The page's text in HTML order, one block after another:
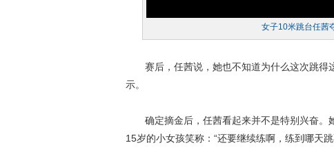
女子10米跳台任茜
赛后，任茜说，她也不知道为什么这次跳得
示。
确定摘金后，任茜看起来并不是特别兴奋。
15岁的小女孩笑称：“还要继续练啊，练到哪天